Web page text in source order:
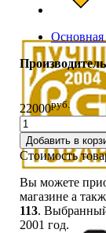
Основная
22000руб.
Добавить в
Стоимость
Вы можете
магазине а
113.
2001 год.